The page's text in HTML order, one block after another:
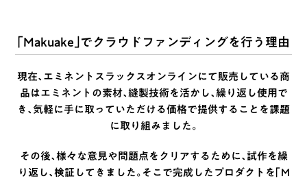
「Makuake」でクラウドファンディングを行う理由
現在、エミネントスラックスオンラインにて販売している商
品はエミネントの素材、縫製技術を活かし、繰り返し使用で
き、気軽に手に取っていただける価格で提供することを課題
に取り組みました。
その後、様々な意見や問題点をクリアするために、試作を繰
り返し、検証してきました。そこで完成したプロダクトを「M